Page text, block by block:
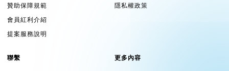
贊助保障規範
會員紅利介紹
提案服務說明
隱私權政策
聯繫 更多內容